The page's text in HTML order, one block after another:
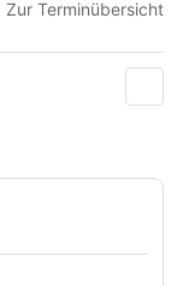
Zur Terminübersicht